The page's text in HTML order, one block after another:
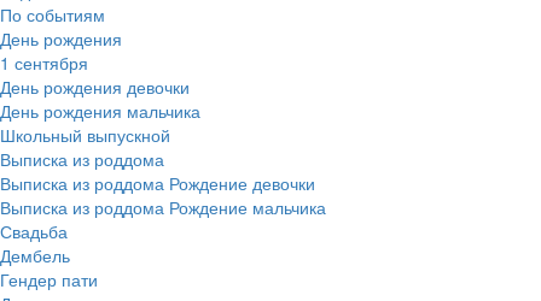
По событиям
День рождения
1 сентября
День рождения девочки
День рождения мальчика
Школьный выпускной
Выписка из роддома
Выписка из роддома Рождение девочки
Выписка из роддома Рождение мальчика
Свадьба
Дембель
Гендер пати